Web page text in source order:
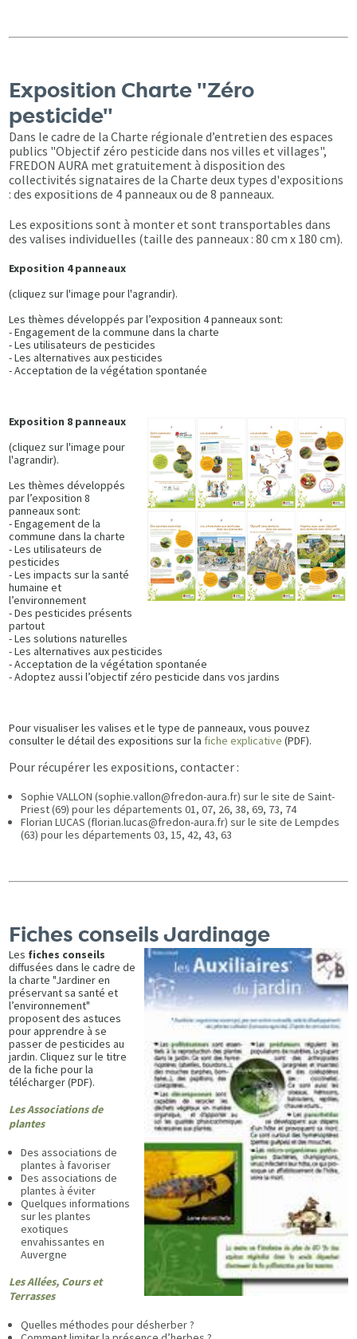
Exposition Charte "Zéro
pesticide"
Dans le cadre de la Charte régionale d’entretien des espaces
publics "Objectif zéro pesticide dans nos villes et villages",
FREDON AURA met gratuitement à disposition des
collectivités signataires de la Charte deux types d'expositions
: des expositions de 4 panneaux ou de 8 panneaux.
Les expositions sont à monter et sont transportables dans
des valises individuelles (taille des panneaux : 80 cm x 180 cm).
Exposition 4 panneaux
(cliquez sur l'image pour l'agrandir).
Les thèmes développés par l’exposition 4 panneaux sont:
- Engagement de la commune dans la charte
- Les utilisateurs de pesticides
- Les alternatives aux pesticides
- Acceptation de la végétation spontanée
Exposition 8 panneaux
(cliquez sur l'image pour
l'agrandir).
Les thèmes développés
par l’exposition 8
panneaux sont:
- Engagement de la
commune dans la charte
- Les utilisateurs de
pesticides
- Les impacts sur la santé
humaine et
l’environnement
- Des pesticides présents
partout
- Les solutions naturelles
- Les alternatives aux pesticides
- Acceptation de la végétation spontanée
- Adoptez aussi l’objectif zéro pesticide dans vos jardins
Pour visualiser les valises et le type de panneaux, vous pouvez
consulter le détail des expositions sur la fiche explicative (PDF).
Pour récupérer les expositions, contacter :
Sophie VALLON (sophie.vallon@fredon-aura.fr) sur le site de Saint-
Priest (69) pour les départements 01, 07, 26, 38, 69, 73, 74
Florian LUCAS (florian.lucas@fredon-aura.fr) sur le site de Lempdes
(63) pour les départements 03, 15, 42, 43, 63
Fiches conseils Jardinage
Les fiches conseils
diffusées dans le cadre de
la charte "Jardiner en
préservant sa santé et
l’environnement"
proposent des astuces
pour apprendre à se
passer de pesticides au
jardin. Cliquez sur le titre
de la fiche pour la
télécharger (PDF).
Les Associations de
plantes
Des associations de
plantes à favoriser
Des associations de
plantes à éviter
Quelques informations
sur les plantes
exotiques
envahissantes en
Auvergne
Les Allées, Cours et
Terrasses
Quelles méthodes pour désherber ?